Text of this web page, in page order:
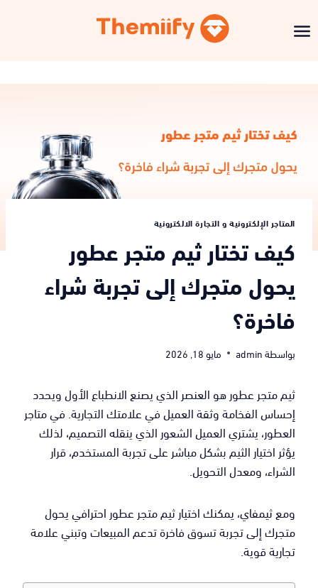
المتاجر الإلكترونية و التجارة الالكترونية
كيف تختار ثيم متجر عطور
يحول متجرك إلى تجربة شراء
فاخرة؟
بواسطةadmin مايو 18, 2026
ثيم متجر عطور هو العنصر الذي يصنع الانطباع الأول ويحدد
إحساس الفخامة وثقة العميل في علامتك التجارية. في متاجر
العطور، يشتري العميل الشعور الذي ينقله التصميم، لذلك
يؤثر اختيار الثيم بشكل مباشر على تجربة المستخدم، قرار
الشراء، ومعدل التحويل.
ومع ثيمفاي، يمكنك اختيار ثيم متجر عطور احترافي يحول
متجرك إلى تجربة تسوق فاخرة تدعم المبيعات وتبني علامة
تجارية قوية.